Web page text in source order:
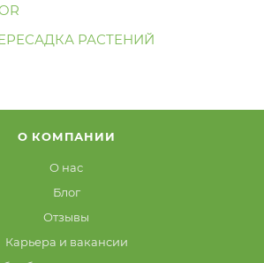
РАСТЕНИЙ
О КОМПАНИИ
О нас
Блог
Отзывы
Карьера и вакансии